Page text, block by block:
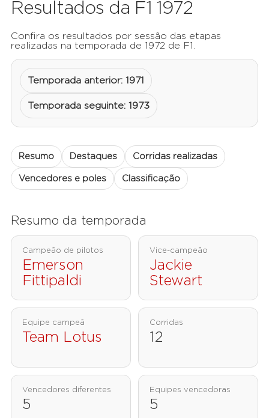
Resultados da F1 1972
Confira os resultados por sessão das etapas
realizadas na temporada de 1972 de F1.
Temporada anterior: 1971
Temporada seguinte: 1973
Resumo Destaques Corridas realizadas
Vencedores e poles Classificação
Resumo da temporada
Campeão de pilotos
Emerson
Fittipaldi
Vice-campeão
Jackie
Stewart
Equipe campeã
Team Lotus
Corridas
12
Vencedores diferentes
5
Equipes vencedoras
5